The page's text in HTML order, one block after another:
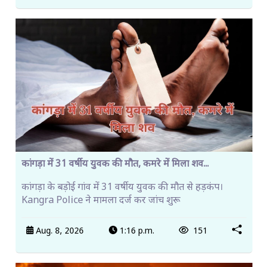
कांगड़ा में 31 वर्षीय युवक की मौत, कमरे में मिला शव...
कांगड़ा के बड़ोई गांव में 31 वर्षीय युवक की मौत से हड़कंप।
Kangra Police ने मामला दर्ज कर जांच शुरू
Aug. 8, 2026 1:16 p.m. 151